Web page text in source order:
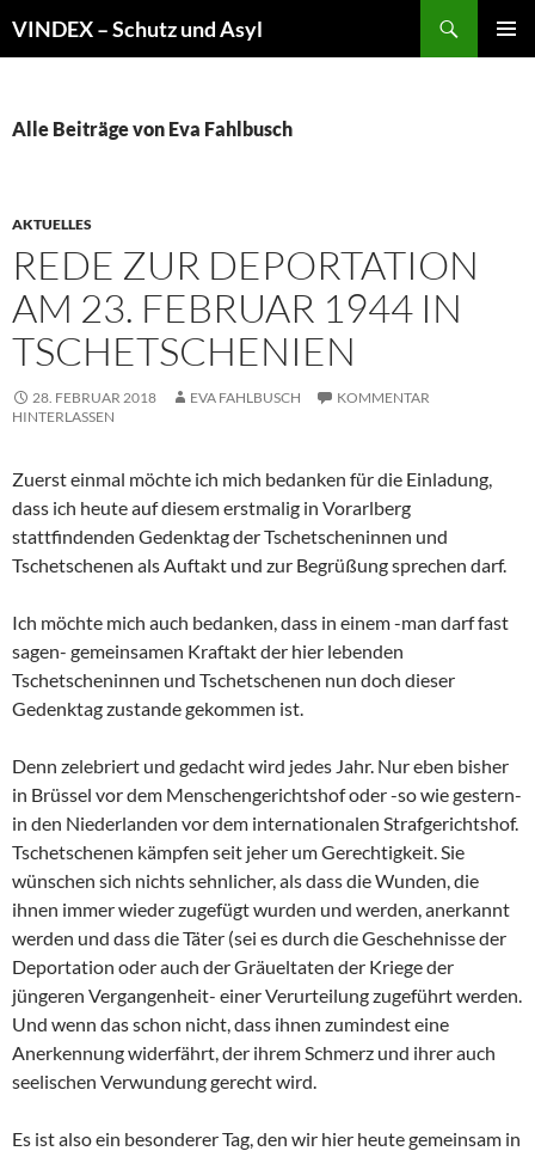
Inhalt
VINDEX – Schutz und Asyl
Alle Beiträge von Eva Fahlbusch
AKTUELLES
REDE ZUR DEPORTATION
AM 23. FEBRUAR 1944 IN
TSCHETSCHENIEN
28. FEBRUAR 2018 EVA FAHLBUSCH
KOMMENTAR
HINTERLASSEN
Zuerst einmal möchte ich mich bedanken für die Einladung,
dass ich heute auf diesem erstmalig in Vorarlberg
stattfindenden Gedenktag der Tschetscheninnen und
Tschetschenen als Auftakt und zur Begrüßung sprechen darf.
Ich möchte mich auch bedanken, dass in einem -man darf fast
sagen- gemeinsamen Kraftakt der hier lebenden
Tschetscheninnen und Tschetschenen nun doch dieser
Gedenktag zustande gekommen ist.
Denn zelebriert und gedacht wird jedes Jahr. Nur eben bisher
in Brüssel vor dem Menschengerichtshof oder -so wie gestern-
in den Niederlanden vor dem internationalen Strafgerichtshof.
Tschetschenen kämpfen seit jeher um Gerechtigkeit. Sie
wünschen sich nichts sehnlicher, als dass die Wunden, die
ihnen immer wieder zugefügt wurden und werden, anerkannt
werden und dass die Täter (sei es durch die Geschehnisse der
Deportation oder auch der Gräueltaten der Kriege der
jüngeren Vergangenheit- einer Verurteilung zugeführt werden.
Und wenn das schon nicht, dass ihnen zumindest eine
Anerkennung widerfährt, der ihrem Schmerz und ihrer auch
seelischen Verwundung gerecht wird.
Es ist also ein besonderer Tag, den wir hier heute gemeinsam in